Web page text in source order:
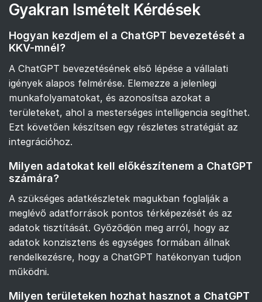
Gyakran Ismételt Kérdések
Hogyan kezdjem el a ChatGPT bevezetését a
KKV-mnél?
A ChatGPT bevezetésének első lépése a vállalati
igények alapos felmérése. Elemezze a jelenlegi
munkafolyamatokat, és azonosítsa azokat a
területeket, ahol a mesterséges intelligencia segíthet.
Ezt követően készítsen egy részletes stratégiát az
integrációhoz.
Milyen adatokat kell előkészítenem a ChatGPT
számára?
A szükséges adatkészletek magukban foglalják a
meglévő adatforrások pontos térképezését és az
adatok tisztítását. Győződjön meg arról, hogy az
adatok konzisztens és egységes formában állnak
rendelkezésre, hogy a ChatGPT hatékonyan tudjon
működni.
Milyen területeken hozhat hasznot a ChatGPT